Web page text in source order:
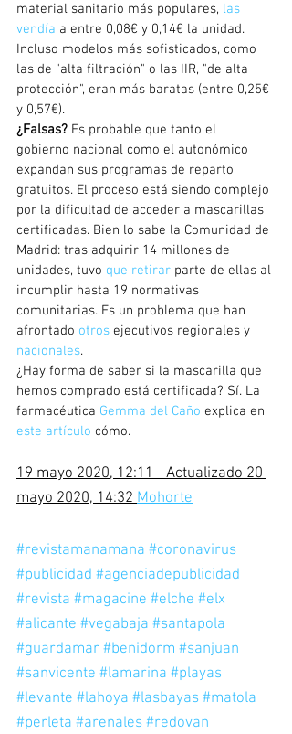
material sanitario más populares, las
vendía a entre 0,08€ y 0,14€ la unidad.
Incluso modelos más sofisticados, como
las de "alta filtración" o las IIR, "de alta
protección", eran más baratas (entre 0,25€
y 0,57€).
¿Falsas? Es probable que tanto el
gobierno nacional como el autonómico
expandan sus programas de reparto
gratuitos. El proceso está siendo complejo
por la dificultad de acceder a mascarillas
certificadas. Bien lo sabe la Comunidad de
Madrid: tras adquirir 14 millones de
unidades, tuvo que retirar parte de ellas al
incumplir hasta 19 normativas
comunitarias. Es un problema que han
afrontado otros ejecutivos regionales y
nacionales.
¿Hay forma de saber si la mascarilla que
hemos comprado está certificada? Sí. La
farmacéutica Gemma del Caño explica en
este artículo cómo.
19 mayo 2020, 12:11 - Actualizado 20
mayo 2020, 14:32 Mohorte
#revistamanamana #coronavirus
#publicidad #agenciadepublicidad
#revista #magacine #elche #elx
#alicante #vegabaja #santapola
#guardamar #benidorm #sanjuan
#sanvicente #lamarina #playas
#levante #lahoya #lasbayas #matola
#perleta #arenales #redovan